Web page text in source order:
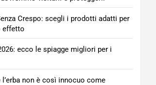
Crespo: scegli i prodotti adatti per
effetto
ecco le spiagge migliori per i
l’erba non è così innocuo come